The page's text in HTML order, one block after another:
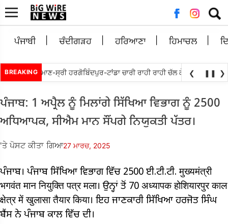
ਲਈ
ਖੋਜ:
ਪੰਜਾਬੀ ਚੰਦੀਗੜਹ ਹਰਿਆਣਾ ਹਿਮਾਚਲ
BREAKINGਵਲੋਘੁਮਾਣ-ਸ੍ਰੀ ਹਰਗੋਬਿੰਦਪੁਰ-ਟਾਂਡਾ ਚਾਰੀ ਰਾਹੀ ਰਾਹੀ ਚੱਲ ਕੇ ਮੁੜ ਅਲਾਟ ਕਰਨ
❮ ❚❚ ❯
ਪੰਜਾਬ: 1 ਅਪ੍ਰੈਲ ਨੂੰ ਮਿਲਾਂਗੇ ਸਿੱਖਿਆ ਵਿਭਾਗ ਨੂੰ 2500
ਅਧਿਆਪਕ, ਸੀਐਮ ਮਾਨ ਸੌਂਪਗੇ ਨਿਯੁਕਤੀ ਪੱਤਰ।
'ਤੇ ਪੋਸਟ ਕੀਤਾ ਗਿਆ27 ਮਾਰਚ, 2025
ਪੰਜਾਬ। ਪੰਜਾਬ ਸਿੱਖਿਆ ਵਿਭਾਗ ਵਿੱਚ 2500 ਈ.ਟੀ.ਟੀ. मुख्यमंत्री
भगवंत मान नियुक्ति पत्र मला। ਉਨ੍ਹਾਂ ਤੋਂ 70 अध्यापक होशियारपुर काल
क्षेत्र में खुलासा तैयार किया। ਇਹ ਜਾਣਕਾਰੀ ਸਿੱਖਿਆ ਹਰਜੋਤ ਸਿੰਘ
ਬੈਂਸ ਨੇ ਪੰਜਾਬ ਕਾਲ ਵਿੱਚ ਦੀ।